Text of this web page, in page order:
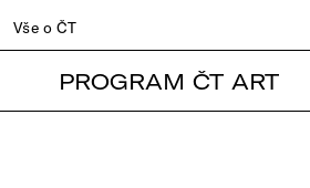
Vše o ČT
PROGRAM ČT ART